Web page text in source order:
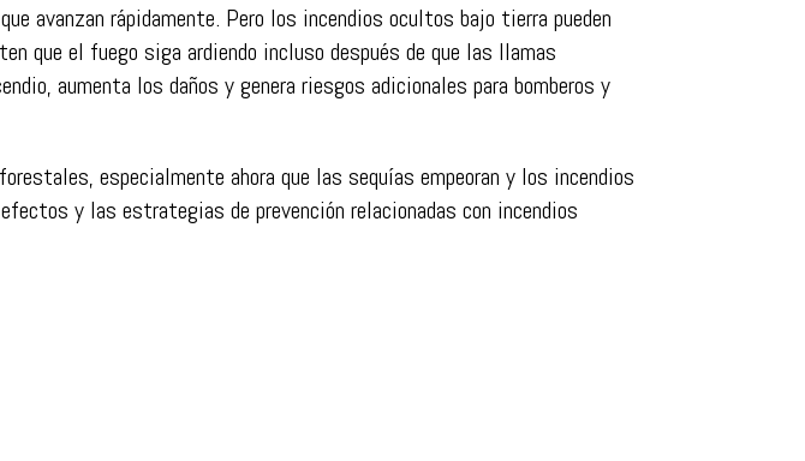
avanzan rápidamente. Pero los incendios ocultos bajo tierra pueden
que el fuego siga ardiendo incluso después de que las llamas
aumenta los daños y genera riesgos adicionales para bomberos y
especialmente ahora que las sequías empeoran y los incendios
y las estrategias de prevención relacionadas con incendios